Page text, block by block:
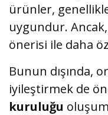
ürünler,
uygundur.
önerisi ile daha
Bunun dışında,
iyileştirmek de
kuruluğu